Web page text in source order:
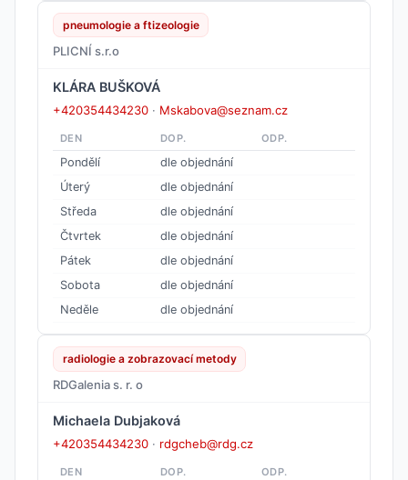
pneumologie a ftizeologie
PLICNÍ s.r.o
KLÁRA BUŠKOVÁ
+420354434230 · Mskabova@seznam.cz
DEN DOP. ODP.
Pondělí
dle objednání
Úterý
dle objednání
Středa
dle objednání
Čtvrtek
dle objednání
Pátek
dle objednání
Sobota
dle objednání
Neděle
dle objednání
radiologie a zobrazovací metody
RDGalenia s. r. o
Michaela Dubjaková
+420354434230 · rdgcheb@rdg.cz
DEN DOP. ODP.